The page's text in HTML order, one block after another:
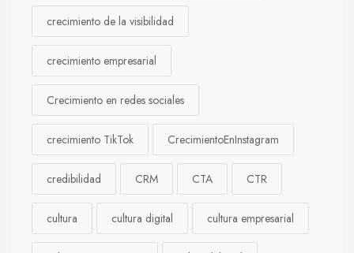
crecimiento de la visibilidad
crecimiento empresarial
Crecimiento en redes sociales
crecimiento TikTok CrecimientoEnInstagram
credibilidad CRM CTA CTR
cultura cultura digital cultura empresarial